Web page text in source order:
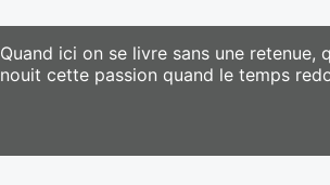
Quand ici on se livre sans une
nouit cette passion quand le temps